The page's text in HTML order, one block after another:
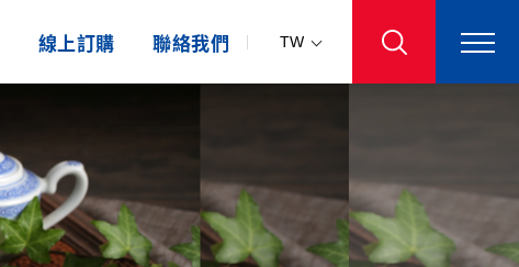
線上訂購 聯絡我們 TW